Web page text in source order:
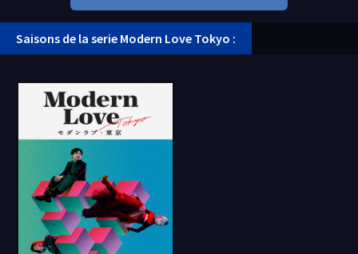
Saisons de la serie Modern Love Tokyo :